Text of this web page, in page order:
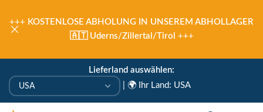
Lieferland auswählen:
🌍 Ihr Land: USA
+++ KOSTENLOSE ABHOLUNG IN UNSEREM ABHOLLAGER
🇦🇹 Uderns/Zillertal/Tirol +++